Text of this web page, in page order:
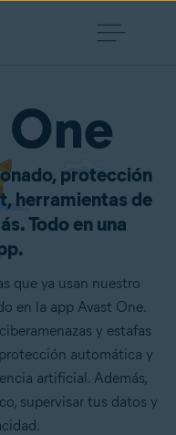
protección
herramientas de
Todo en una
que ya usan nuestro
en la app Avast One.
y estafas
automática y
artificial. Además,
supervisar tus datos y